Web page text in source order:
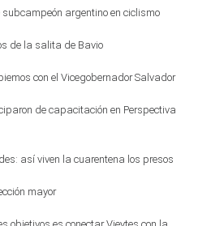
argentino en ciclismo
de la salita de Bavio
con el Vicegobernador Salvador
de capacitación en Perspectiva
así viven la cuarentena los presos
mayor